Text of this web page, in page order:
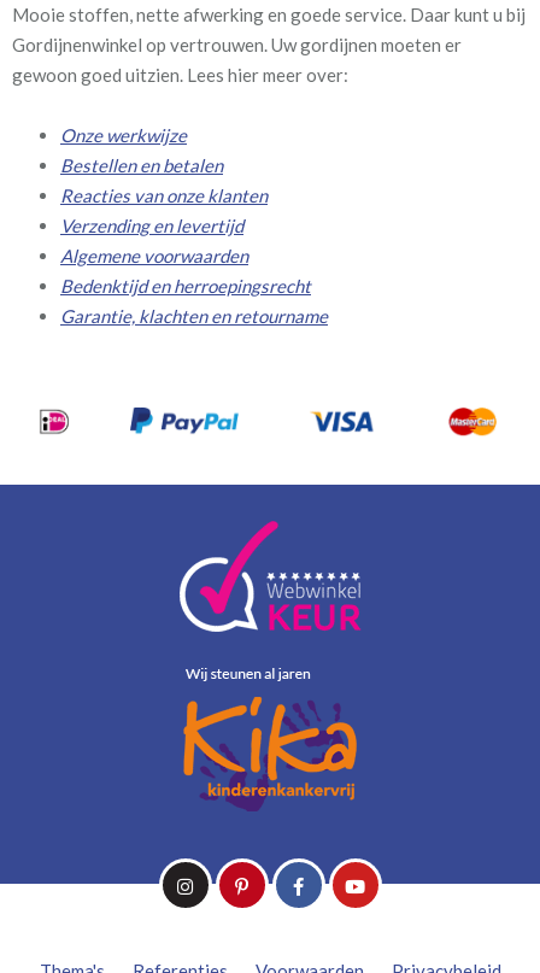
Mooie stoffen, nette afwerking en goede service. Daar kunt u bij
Gordijnenwinkel op vertrouwen. Uw gordijnen moeten er
gewoon goed uitzien. Lees hier meer over:
Onze werkwijze
Bestellen en betalen
Reacties van onze klanten
Verzending en levertijd
Algemene voorwaarden
Bedenktijd en herroepingsrecht
Garantie, klachten en retourname